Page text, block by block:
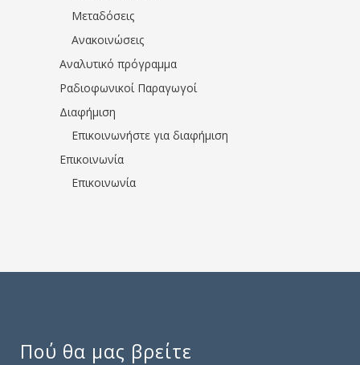
Μεταδόσεις
Ανακοινώσεις
Αναλυτικό πρόγραμμα
Ραδιοφωνικοί Παραγωγοί
Διαφήμιση
Επικοινωνήστε για διαφήμιση
Επικοινωνία
Επικοινωνία
Πού θα μας βρείτε